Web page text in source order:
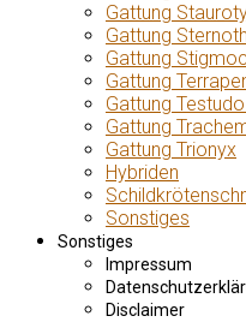
Gattung
Gattung
Gattung
Gattung
Gattung
Gattung
Gattung Trionyx
Hybriden
Sonstiges
Sonstiges
Impressum
Disclaimer